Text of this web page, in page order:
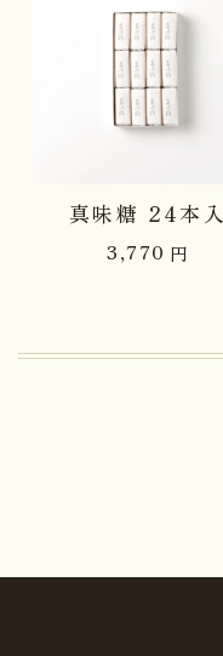
真味糖 24本入
3,770 円